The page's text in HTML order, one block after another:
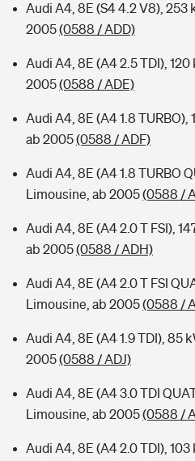
Audi A4, 8E (S4 4.2 V8), 253
2005(0588 / ADD)
Audi A4, 8E (A4 2.5 TDI),
2005(0588 / ADE)
Audi A4, 8E (A4 1.8 TURBO),
ab 2005(0588 / ADF)
Audi A4, 8E (A4 1.8 TURBO
Limousine, ab 2005(0588 /
Audi A4, 8E (A4 2.0 T FSI),
ab 2005(0588 / ADH)
Audi A4, 8E (A4 2.0 T FSI
Limousine, ab 2005(0588 /
Audi A4, 8E (A4 1.9 TDI), 85
2005(0588 / ADJ)
Audi A4, 8E (A4 3.0 TDI
Limousine, ab 2005(0588 /
Audi A4, 8E (A4 2.0 TDI),